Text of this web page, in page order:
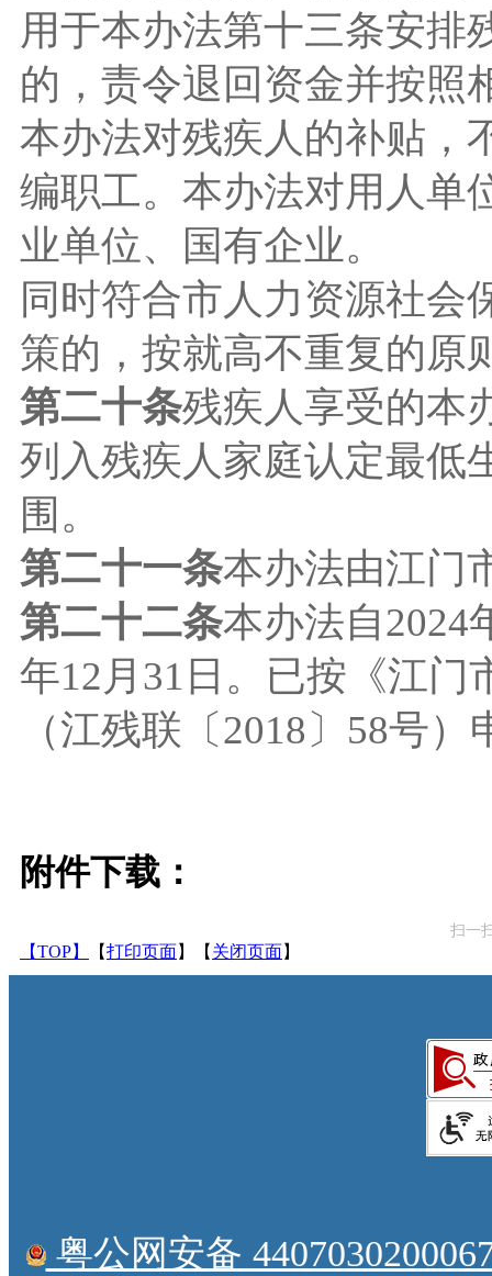
用于本办法第十三条安排
的，责令退回资金并按照
本办法对残疾人的补贴，
编职工。本办法对用人单
业单位、国有企业。
同时符合市人力资源社会
策的，按就高不重复的原
第二十条残疾人享受的本
列入残疾人家庭认定最低
围。
第二十一条本办法由江门
第二十二条本办法自2024
年12月31日。已按《江门
（江残联〔2018〕58号
附件下载：
扫一
【TOP】 【打印页面】【 关闭页面】
粤公网安备